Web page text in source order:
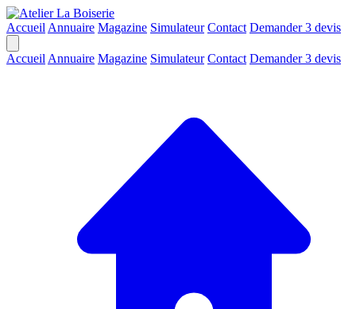
Accueil Annuaire Magazine Simulateur Contact Demander 3 devis
Accueil Annuaire Magazine Simulateur Contact Demander 3 devis